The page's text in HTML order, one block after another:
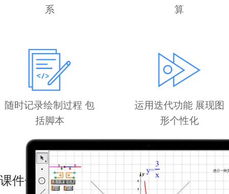
系
算
随时记录绘制过程 包
括脚本
运用迭代功能 展现图
形个性化
课件分享-老师不容错过